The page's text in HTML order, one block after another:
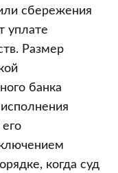
сбережения
уплате
Размер
банка
когда суд